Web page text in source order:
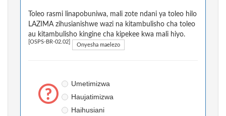
Toleo rasmi linapobuniwa, mali zote ndani ya toleo hilo
LAZIMA zihusianishwe wazi na kitambulisho cha toleo
au kitambulisho kingine cha kipekee kwa mali hiyo.
[OSPS-BR-02.02] Onyesha maelezo
Umetimizwa
Haujatimizwa
Haihusiani